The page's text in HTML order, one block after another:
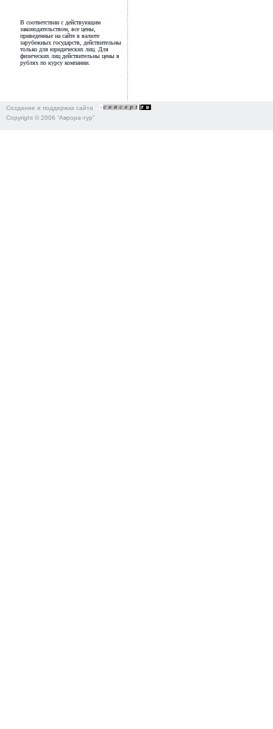
В соответствии с действующим
законодательством, все цены,
приведенные на сайте в валюте
зарубежных государств, действительны
только для юридических лиц. Для
физических лиц действительны цены в
рублях по курсу компании.
Создание и поддержка сайта
Copyright © 2006 “Аврора-тур”